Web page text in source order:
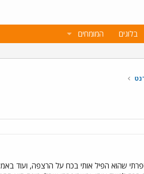
בלוגים המומחים
שהוא הפיל אותי בכח על הרצפה, ועוד